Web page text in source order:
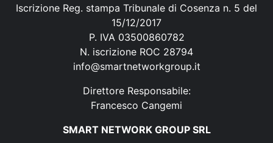
Iscrizione Reg. stampa Tribunale di Cosenza n. 5 del
15/12/2017
P. IVA 03500860782
N. iscrizione ROC 28794
info@smartnetworkgroup.it
Direttore Responsabile:
Francesco Cangemi
SMART NETWORK GROUP SRL